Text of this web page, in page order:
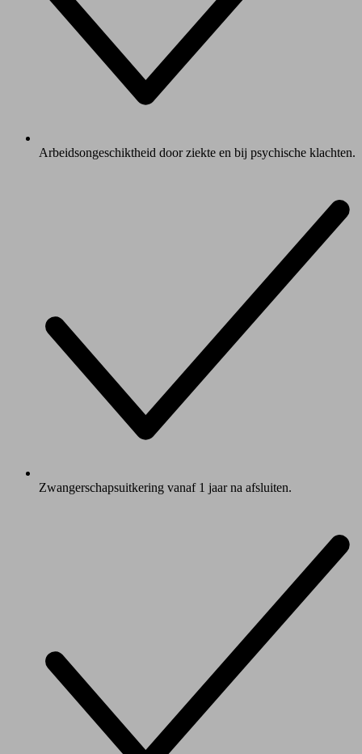
Arbeidsongeschiktheid door ziekte en bij psychische klachten.
Zwangerschapsuitkering vanaf 1 jaar na afsluiten.